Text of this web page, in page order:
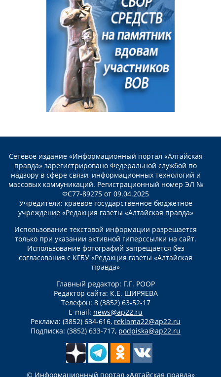
Сетевое издание «Информационный портал «Алтайская
правда» зарегистрировано Федеральной службой по
надзору в сфере связи, информационных технологий и
массовых коммуникаций. Регистрационный номер ЭЛ №
ФС77-89275 от 09.04.2025
Учредители: краевое государственное бюджетное
учреждение «Редакция газеты «Алтайская правда»
Использование текстовой информации разрешается
только при указании активной гиперссылки на сайт.
Использование фотографий запрещается без
согласования с КГБУ «Редакция газеты «Алтайская
правда»
Главный редактор: Г.Г. РООР
Редактор сайта: К.Е. ШИРЯЕВА
Телефон: 8 (3852) 63-52-17
E-mail: news@ap22.ru
Реклама: (3852) 634-616, reklama22@ap22.ru
Подписка: (3852) 633-717, podpiska@ap22.ru
© Информационный портал «Алтайская правда»